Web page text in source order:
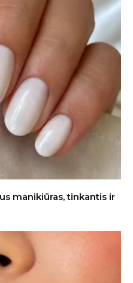
manikiūras, tinkantis ir